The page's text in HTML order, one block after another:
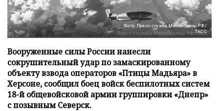
Фото: Пресс-служба Минобороны РФ/
ТАСС
Вооруженные силы России нанесли
сокрушительный удар по замаскированному
объекту взвода операторов «Птицы Мадьяра» в
Херсоне, сообщил боец войск беспилотных систем
18-й общевойсковой армии группировки «Днепр»
с позывным Северск.